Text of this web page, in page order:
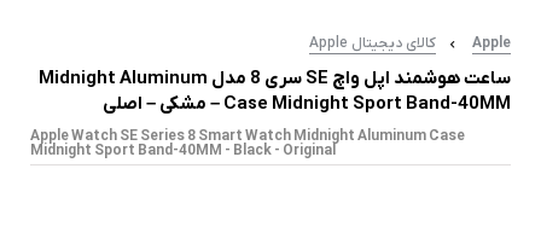
Apple کالای دیجیتال Apple
ساعت هوشمند اپل واچ SE سری 8 مدل Midnight Aluminum
Case Midnight Sport Band-40MM – مشکی – اصلی
Apple Watch SE Series 8 Smart Watch Midnight Aluminum Case
Midnight Sport Band-40MM - Black - Original